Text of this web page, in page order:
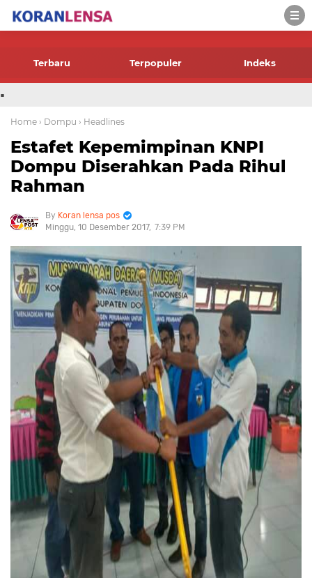
-->
Terbaru Terpopuler Indeks
.
Home › Dompu › Headlines
Estafet Kepemimpinan KNPI
Dompu Diserahkan Pada Rihul
Rahman
Koran lensa pos
Minggu, 10 Desember 2017 7:39 PM